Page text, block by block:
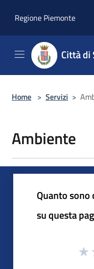
Regione Piemonte
Città di
Home > Servizi >
Ambiente
Quanto
su questa